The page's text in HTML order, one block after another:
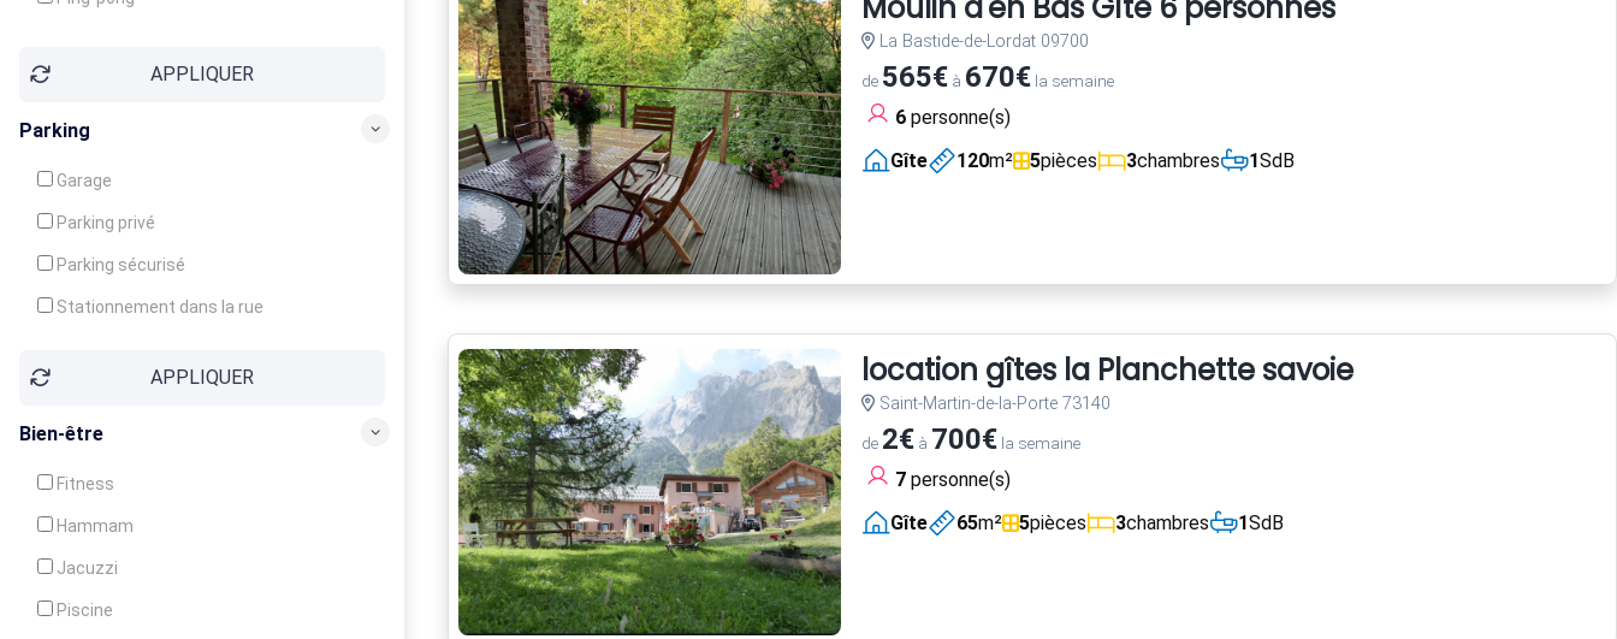
Jeux d'enfantsAPPLIQUER
Parking
Garage
Parking privé
Parking sécurisé
Stationnement dans la rue
APPLIQUER
Bien-être
Fitness
Hammam
Jacuzzi
Piscine
Moulin d'en Bas Gîte 6 personnes
La Bastide-de-Lordat 09700
de 565€à 670€la semaine
6personne(s)
Gîte
120m² 5pièces 3chambres 1SdB
location gîtes la Planchette savoie
Saint-Martin-de-la-Porte 73140
de 2€à 700€la semaine
7personne(s)
Gîte
65m² 5pièces 3chambres 1SdB